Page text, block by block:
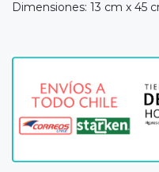
Dimensiones: 13 cm x 45